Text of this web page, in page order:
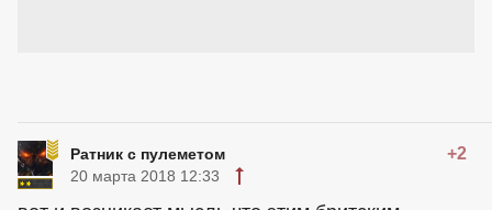
Ратник с пулеметом +2
20 марта 2018 12:33